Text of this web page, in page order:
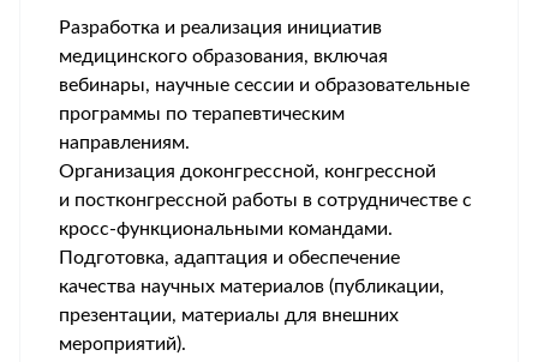
Разработка и реализация инициатив
медицинского образования, включая
вебинары, научные сессии и образовательные
программы по терапевтическим
направлениям.
Организация доконгрессной, конгрессной
и постконгрессной работы в сотрудничестве с
кросс-функциональными командами.
Подготовка, адаптация и обеспечение
качества научных материалов (публикации,
презентации, материалы для внешних
мероприятий).